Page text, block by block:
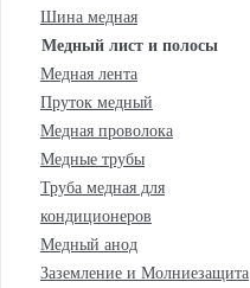
Шина медная
Медный лист и полосы
Медная лента
Пруток медный
Медная проволока
Медные трубы
Труба медная для
кондиционеров
Медный анод
Заземление и Молниезащита